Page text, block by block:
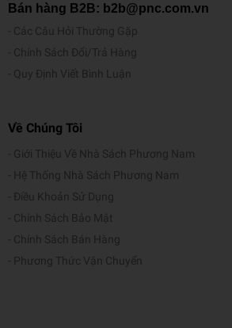
Bán hàng B2B: b2b@pnc.com.vn
Các Câu Hỏi Thường Gặp
Chính Sách Đổi/Trả Hàng
Quy Định Viết Bình Luận
Về Chúng Tôi
Giới Thiệu Về Nhà Sách Phương Nam
Hệ Thống Nhà Sách Phương Nam
Điều Khoản Sử Dụng
Chính Sách Bảo Mật
Chính Sách Bán Hàng
Phương Thức Vận Chuyển